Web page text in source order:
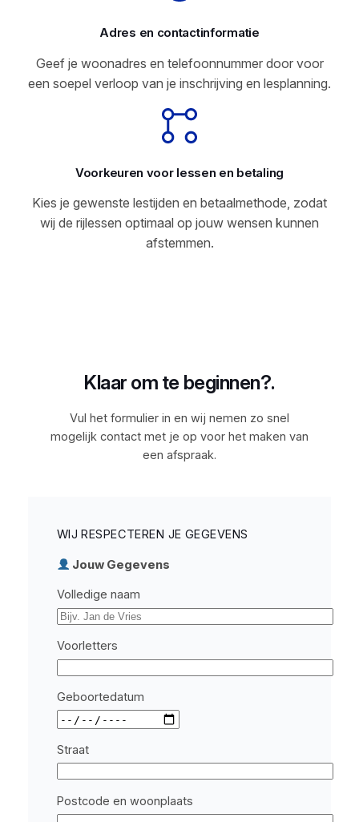
Adres en contactinformatie
Geef je woonadres en telefoonnummer door voor
een soepel verloop van je inschrijving en lesplanning.
Voorkeuren voor lessen en betaling
Kies je gewenste lestijden en betaalmethode, zodat
wij de rijlessen optimaal op jouw wensen kunnen
afstemmen.
Klaar om te beginnen?.
Vul het formulier in en wij nemen zo snel
mogelijk contact met je op voor het maken van
een afspraak.
WIJ RESPECTEREN JE GEGEVENS
Jouw Gegevens
Volledige naam
Voorletters
Geboortedatum
Straat
Postcode en woonplaats